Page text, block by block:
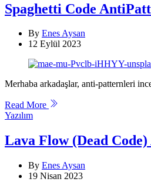
Spaghetti Code
By Enes Aysan
12 Eylül 2023
Merhaba arkadaşlar, anti-patternleri
Read More
Categories
Yazılım
Lava Flow (Dead
By Enes Aysan
19 Nisan 2023